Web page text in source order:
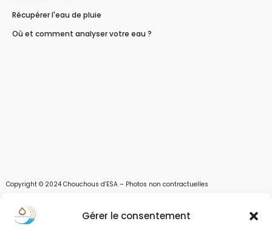
Gérer le consentement
Récupérer l'eau de pluie
Où et comment analyser votre eau ?
Copyright © 2024 Chouchous d’ESA – Photos non contractuelles
Les chouchous d’Esa vous apportent toutes les solutions pour récupérer l’eau de
pluie, et des moyens pour stocker, filtrer, traiter et potabiliser l’eau d’un forage,